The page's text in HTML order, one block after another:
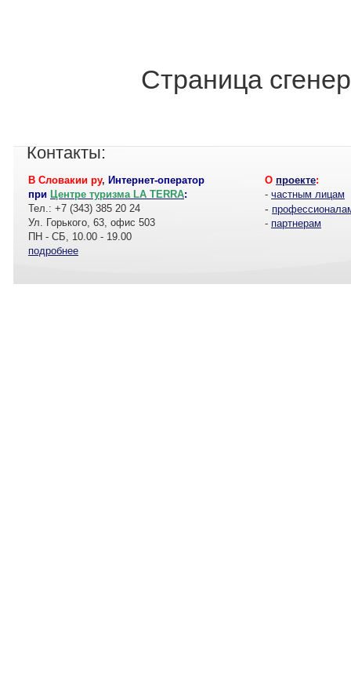
Страница
Контакты:
В Словакии ру, Интернет-оператор
при Центре туризма LA TERRA:
Тел.: +7 (343) 385 20 24
Ул. Горького, 63, офис 503
ПН - СБ, 10.00 - 19.00
подробнее
О проекте:
- частным лицам
-
- партнерам